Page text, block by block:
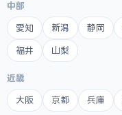
中部
愛知 新潟 静岡
福井 山梨
近畿
大阪 京都 兵庫